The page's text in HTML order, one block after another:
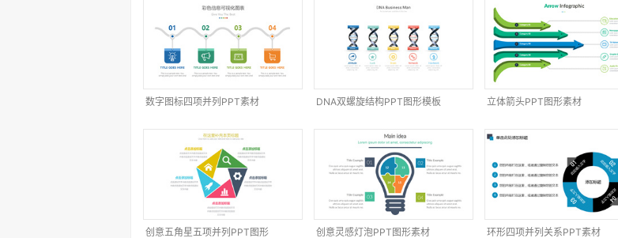
数字图标四项并列PPT素材 DNA双螺旋结构PPT图形模板 立体箭头PPT图形素材
创意五角星五项并列PPT图形 创意灵感灯泡PPT图形素材 环形四项并列关系PPT素材